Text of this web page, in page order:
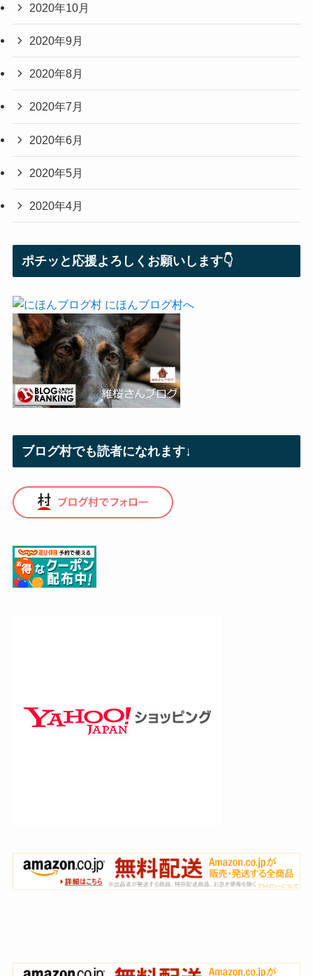
2020年10月
2020年9月
2020年8月
2020年7月
2020年6月
2020年5月
2020年4月
ポチッと応援よろしくお願いします👇
ブログ村でも読者になれます↓